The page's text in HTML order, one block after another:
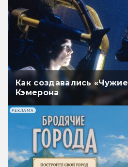
Как создавались
Кэмерона
РЕКЛАМА